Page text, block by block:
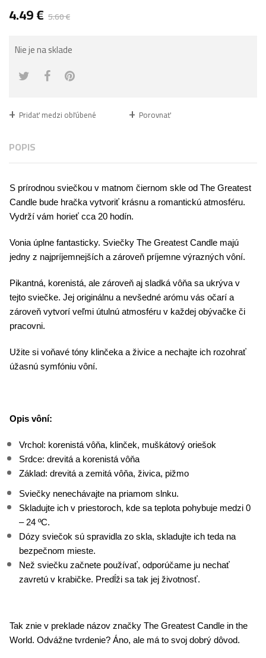
5.60€
4.49€
Nie je na sklade
Pridať medzi obľúbené Porovnať
POPIS
S prírodnou sviečkou v matnom čiernom skle od The Greatest
Candle bude hračka vytvoriť krásnu a romantickú atmosféru.
Vydrží vám horieť cca 20 hodín.
Vonia úplne fantasticky. Sviečky The Greatest Candle majú
jedny z najpríjemnejších a zároveň príjemne výrazných vôní.
Pikantná, korenistá, ale zároveň aj sladká vôňa sa ukrýva v
tejto sviečke. Jej originálnu a nevšedné arómu vás očarí a
zároveň vytvorí veľmi útulnú atmosféru v každej obývačke či
pracovni.
Užite si voňavé tóny klinčeka a živice a nechajte ich rozohrať
úžasnú symfóniu vôní.
Opis vôní:
Vrchol: korenistá vôňa, klinček, muškátový oriešok
Srdce: drevitá a korenistá vôňa
Základ: drevitá a zemitá vôňa, živica, pižmo
Sviečky nenechávajte na priamom slnku.
Skladujte ich v priestoroch, kde sa teplota pohybuje medzi 0
– 24 ºC.
Dózy sviečok sú spravidla zo skla, skladujte ich teda na
bezpečnom mieste.
Než sviečku začnete používať, odporúčame ju nechať
zavretú v krabičke. Predĺži sa tak jej životnosť.
Tak znie v preklade názov značky The Greatest Candle in the
World. Odvážne tvrdenie? Áno, ale má to svoj dobrý dôvod.